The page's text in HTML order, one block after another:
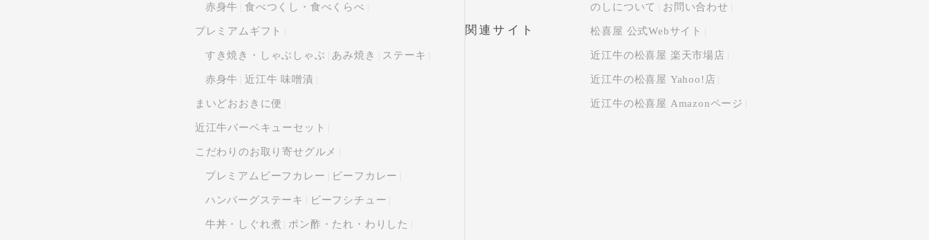
赤身牛 食べつくし・食べくらべ
プレミアムギフト
すき焼き・しゃぶしゃぶ あみ焼き ステーキ
赤身牛 近江牛 味噌漬
まいどおおきに便
近江牛バーベキューセット
こだわりのお取り寄せグルメ
プレミアムビーフカレー ビーフカレー
ハンバーグステーキ ビーフシチュー
牛丼・しぐれ煮 ポン酢・たれ・わりした
のしについて お問い合わせ
関連サイト 松喜屋 公式Webサイト
近江牛の松喜屋 楽天市場店
近江牛の松喜屋 Yahoo!店
近江牛の松喜屋 Amazonページ